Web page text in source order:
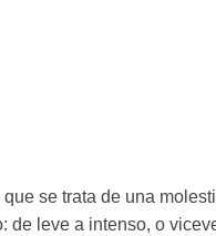
se trata de una
de leve a intenso, o